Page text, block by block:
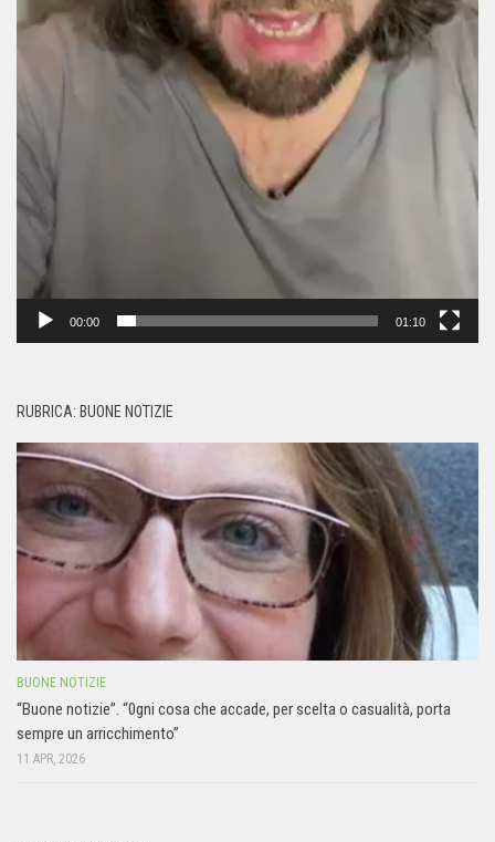
00:00 01:10
RUBRICA: BUONE NOTIZIE
BUONE NOTIZIE
“Buone notizie”. “0gni cosa che accade, per scelta o casualità, porta
sempre un arricchimento”
11 APR, 2026